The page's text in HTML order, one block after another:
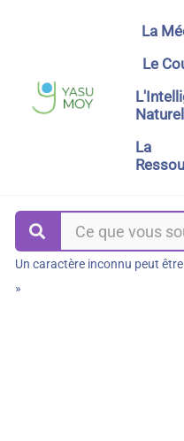
Aller au contenu
La
Le
La
Un caractère inconnu peut
»